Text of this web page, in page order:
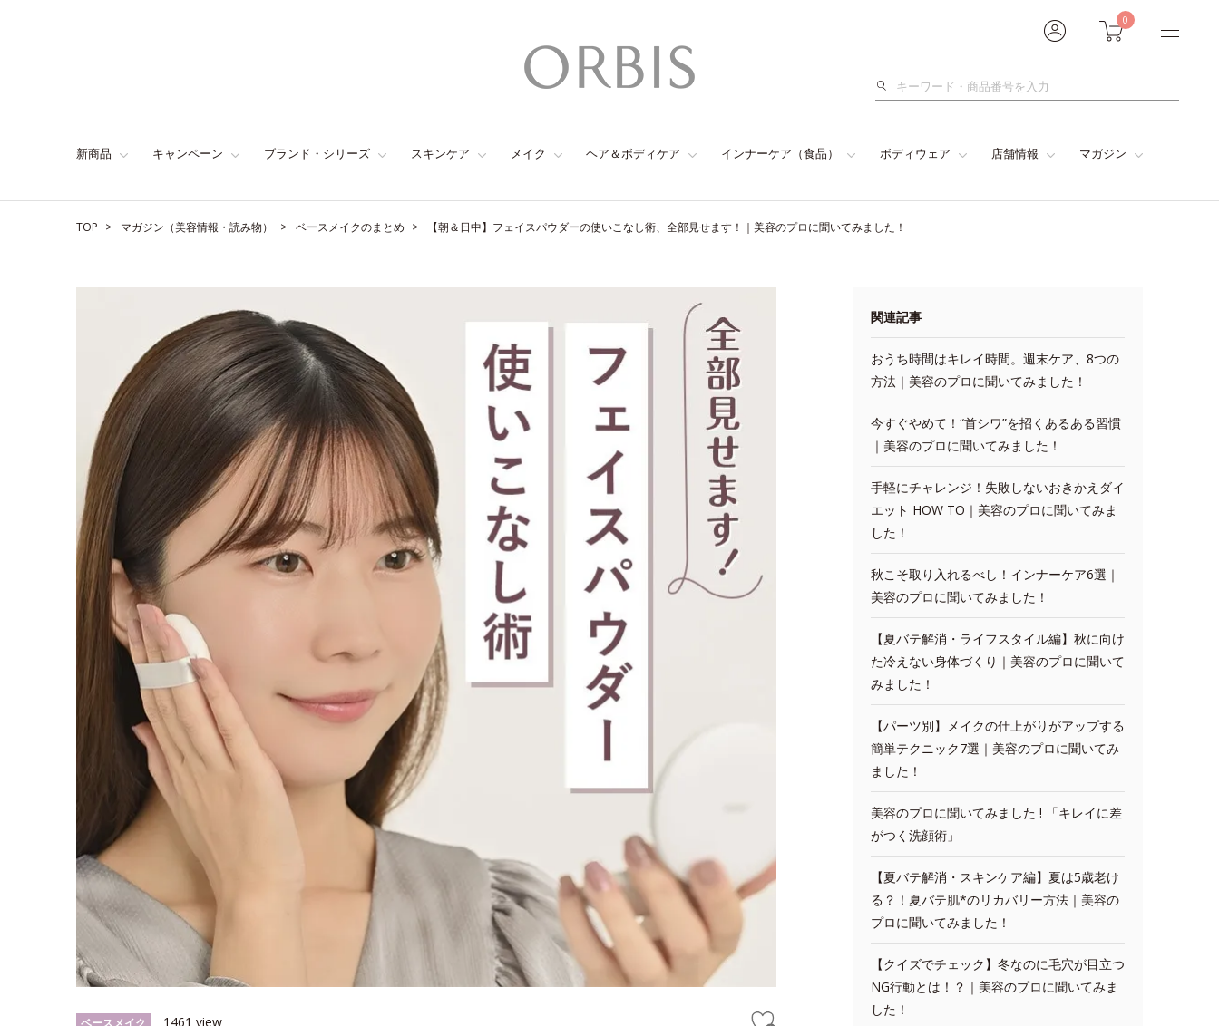
0
検
新商品 キャンペーン ブランド・シリーズ スキンケア メイク ヘア＆ボディケア インナーケア（食品） ボディウェア 店舗情報 マガジン
TOP マガジン（美容情報・読み物） ベースメイクのまとめ 【朝＆日中】フェイスパウダーの使いこなし術、全部見せます！｜美容のプロに聞いてみました！
ベースメイク 1461 view
関連記事
おうち時間はキレイ時間。週末ケア、8つの
方法｜美容のプロに聞いてみました！
今すぐやめて！“首シワ”を招くあるある習慣
｜美容のプロに聞いてみました！
手軽にチャレンジ！失敗しないおきかえダイ
エット HOW TO｜美容のプロに聞いてみま
した！
秋こそ取り入れるべし！インナーケア6選｜
美容のプロに聞いてみました！
【夏バテ解消・ライフスタイル編】秋に向け
た冷えない身体づくり｜美容のプロに聞いて
みました！
【パーツ別】メイクの仕上がりがアップする
簡単テクニック7選｜美容のプロに聞いてみ
ました！
美容のプロに聞いてみました ! 「キレイに差
がつく洗顔術」
【夏バテ解消・スキンケア編】夏は5歳老け
る？！夏バテ肌*のリカバリー方法｜美容の
プロに聞いてみました！
【クイズでチェック】冬なのに毛穴が目立つ
NG行動とは！？｜美容のプロに聞いてみま
した！